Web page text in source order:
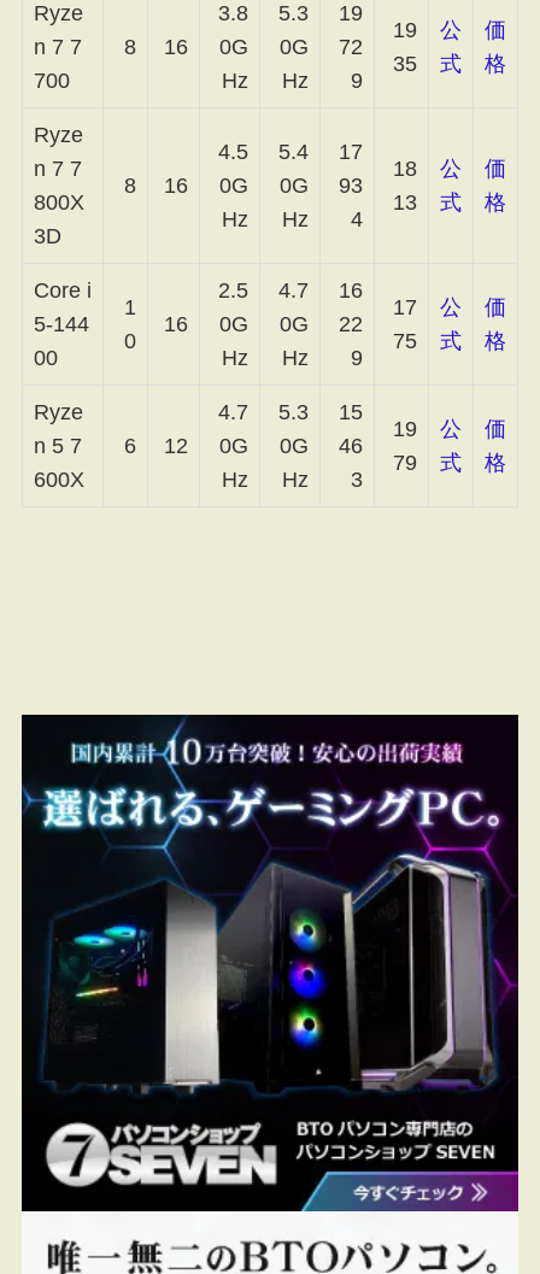
Ryze
n 7 7
700
8 16
3.8
0G
Hz
5.3
0G
Hz
19
72
9
19
35
公
式
価
格
Ryze
n 7 7
800X
3D
8 16
4.5
0G
Hz
5.4
0G
Hz
17
93
4
18
13
公
式
価
格
Core i
5-144
00
1
0
16
2.5
0G
Hz
4.7
0G
Hz
16
22
9
17
75
公
式
価
格
Ryze
n 5 7
600X
6 12
4.7
0G
Hz
5.3
0G
Hz
15
46
3
19
79
公
式
価
格